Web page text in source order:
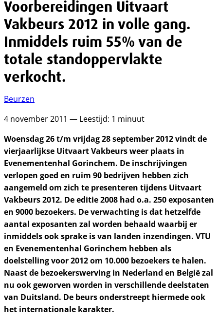
Voorbereidingen Uitvaart
Vakbeurs 2012 in volle gang.
Inmiddels ruim 55% van de
totale standoppervlakte
verkocht.
Beurzen
4 november 2011 — Leestijd: 1 minuut
Woensdag 26 t/m vrijdag 28 september 2012 vindt de
vierjaarlijkse Uitvaart Vakbeurs weer plaats in
Evenementenhal Gorinchem. De inschrijvingen
verlopen goed en ruim 90 bedrijven hebben zich
aangemeld om zich te presenteren tijdens Uitvaart
Vakbeurs 2012. De editie 2008 had o.a. 250 exposanten
en 9000 bezoekers. De verwachting is dat hetzelfde
aantal exposanten zal worden behaald waarbij er
inmiddels ook sprake is van landen inzendingen. VTU
en Evenementenhal Gorinchem hebben als
doelstelling voor 2012 om 10.000 bezoekers te halen.
Naast de bezoekerswerving in Nederland en België zal
nu ook geworven worden in verschillende deelstaten
van Duitsland. De beurs onderstreept hiermede ook
het internationale karakter.